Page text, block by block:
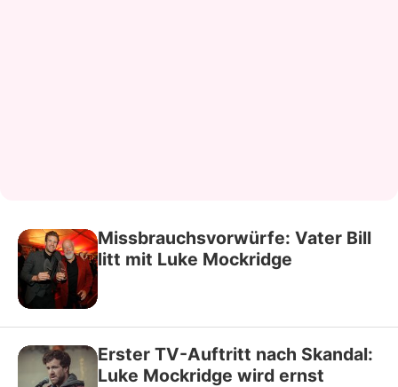
Missbrauchsvorwürfe: Vater Bill
litt mit Luke Mockridge
Erster TV-Auftritt nach Skandal:
Luke Mockridge wird ernst